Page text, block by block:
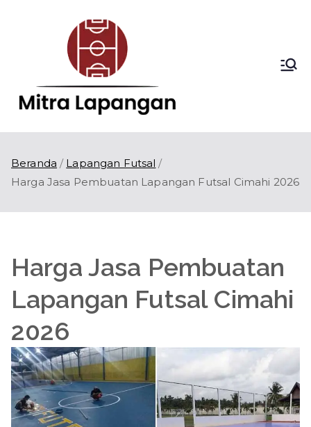
Beranda
Lapangan Futsal
Harga Jasa Pembuatan Lapangan Futsal Cimahi 2026
Harga Jasa Pembuatan
Lapangan Futsal Cimahi
2026